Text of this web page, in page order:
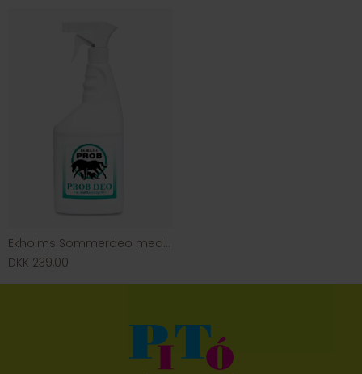
Ekholms Sommerdeo med tjære 750 ml.
DKK 239,00